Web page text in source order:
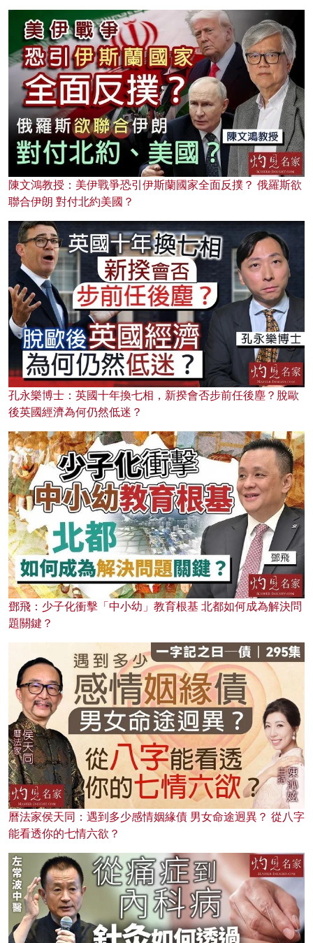
陳文鴻教授：美伊戰爭恐引伊斯蘭國家全面反撲？ 俄羅斯欲
聯合伊朗 對付北約美國？
孔永樂博士：英國十年換七相，新揆會否步前任後塵？脫歐
後英國經濟為何仍然低迷？
鄧飛：少子化衝擊「中小幼」教育根基 北都如何成為解決問
題關鍵？
曆法家侯天同：遇到多少感情姻緣債 男女命途迥異？ 從八字
能看透你的七情六欲？